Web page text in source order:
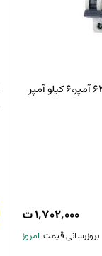
کلید LS مینیاتوری،3 پل،3 فاز ،63 آمپر،6 کیلو آمپر
۱,۷۰۲,۰۰۰ت
بروزرسانی قیمت:امروز